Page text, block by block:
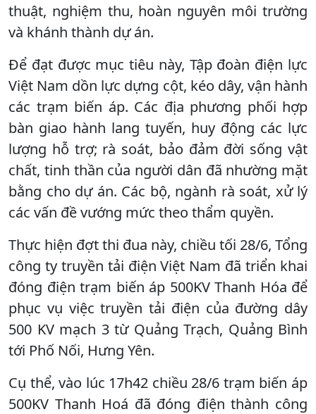
thuật, nghiệm thu, hoàn nguyên môi trường
và khánh thành dự án.
Để đạt được mục tiêu này, Tập đoàn điện lực
Việt Nam dồn lực dựng cột, kéo dây, vận hành
các trạm biến áp. Các địa phương phối hợp
bàn giao hành lang tuyến, huy động các lực
lượng hỗ trợ; rà soát, bảo đảm đời sống vật
chất, tinh thần của người dân đã nhường mặt
bằng cho dự án. Các bộ, ngành rà soát, xử lý
các vấn đề vướng mức theo thẩm quyền.
Thực hiện đợt thi đua này, chiều tối 28/6, Tổng
công ty truyền tải điện Việt Nam đã triển khai
đóng điện trạm biến áp 500KV Thanh Hóa để
phục vụ việc truyền tải điện của đường dây
500 KV mạch 3 từ Quảng Trạch, Quảng Bình
tới Phố Nối, Hưng Yên.
Cụ thể, vào lúc 17h42 chiều 28/6 trạm biến áp
500KV Thanh Hoá đã đóng điện thành công